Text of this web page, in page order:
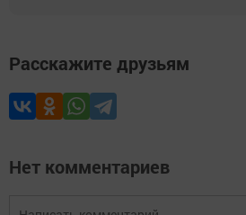
Расскажите друзьям
Нет комментариев